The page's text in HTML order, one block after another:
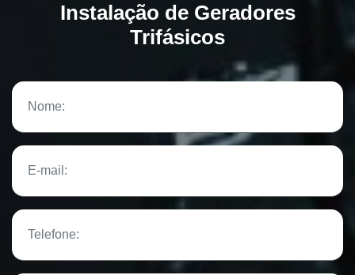
Instalação de Geradores
Trifásicos